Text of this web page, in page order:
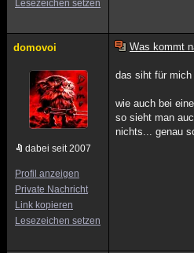
Lesezeichen setzen
domovoi
dabei seit 2007
Profil anzeigen
Private Nachricht
Link kopieren
Lesezeichen setzen
Was kommt
das siht für mich
wie auch bei
so sieht man
nichts... genau